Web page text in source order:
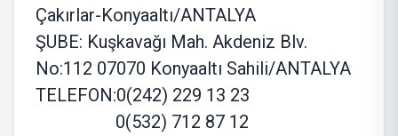
Çakırlar-Konyaaltı/ANTALYA
ŞUBE: Kuşkavağı Mah. Akdeniz Blv.
No:112 07070 Konyaaltı Sahili/ANTALYA
TELEFON:0(242) 229 13 23
0(532) 712 87 12